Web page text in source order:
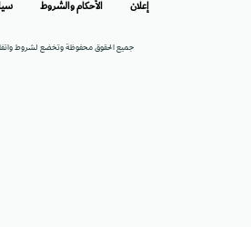
جميع الحقوق محفوظة وتخضع لشروط
إعلان الأحكام والشروط